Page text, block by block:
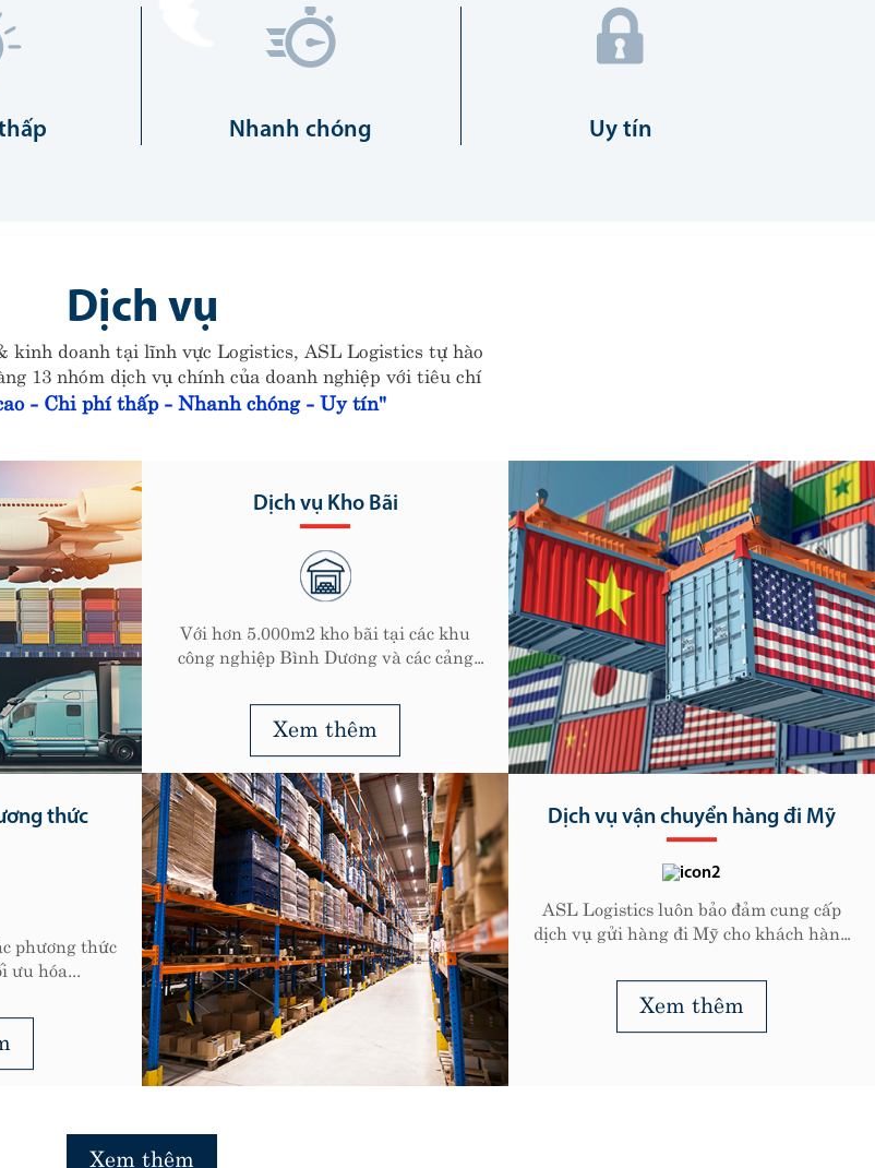
Nhanh chóng Uy tín
Dịch vụ
kinh doanh tại lĩnh vực Logistics, ASL Logistics tự hào
13 nhóm dịch vụ chính của doanh nghiệp với tiêu chí
- Chi phí thấp - Nhanh chóng - Uy tín"
tại các khu
và các cảng
Dịch vụ vận chuyển hàng đi Mỹ
ASL Logistics luôn bảo đảm cung cấp
dịch vụ gửi hàng đi Mỹ cho khách hàng
giá cả cạnh tranh nhất.
Xem thêm
Chuỗi dịch vụ cung ứng lạnh
ASL Logistics hợp tác đầu tư với Tập
đoàn Ryobi Holding - được thành lập từ
năm 1910...
Xem thêm
Xem thêm